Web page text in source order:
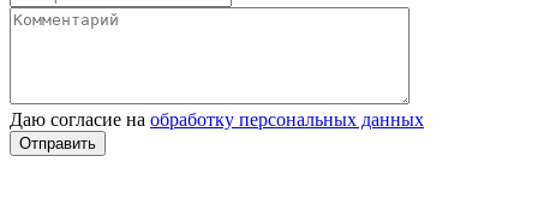
Даю согласие на обработку персональных данных